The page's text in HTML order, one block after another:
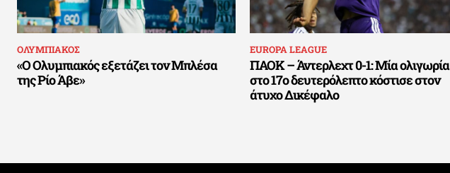
ΟΛΥΜΠΙΑΚΟΣ
«Ο Ολυμπιακός εξετάζει τον Μπλέσα
της Ρίο Άβε»
EUROPA LEAGUE
ΠΑΟΚ – Άντερλεχτ 0-1: Μία ολιγωρία
στο 17ο δευτερόλεπτο κόστισε στον
άτυχο Δικέφαλο